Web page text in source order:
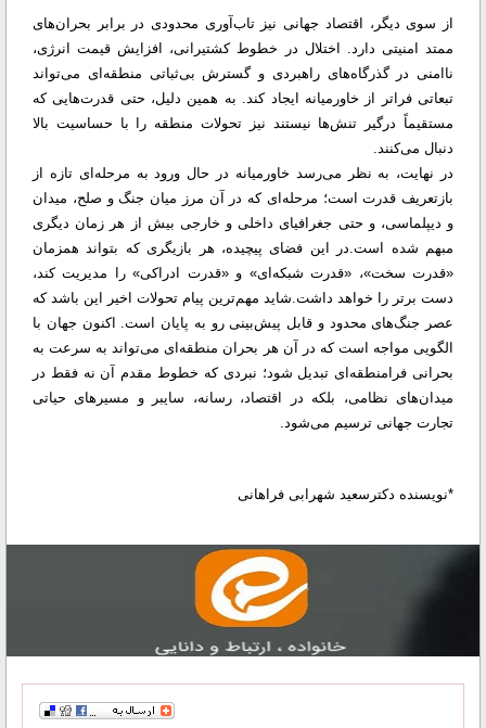
از سوی دیگر، اقتصاد جهانی نیز تاب‌آوری محدودی در برابر بحران‌های
ممتد امنیتی دارد. اختلال در خطوط کشتیرانی، افزایش قیمت انرژی،
ناامنی در گذرگاه‌های راهبردی و گسترش بی‌ثباتی منطقه‌ای می‌تواند
تبعاتی فراتر از خاورمیانه ایجاد کند. به همین دلیل، حتی قدرت‌هایی که
مستقیماً درگیر تنش‌ها نیستند نیز تحولات منطقه را با حساسیت بالا
دنبال می‌کنند.
در نهایت، به نظر می‌رسد خاورمیانه در حال ورود به مرحله‌ای تازه از
بازتعریف قدرت است؛ مرحله‌ای که در آن مرز میان جنگ و صلح، میدان
و دیپلماسی، و حتی جغرافیای داخلی و خارجی بیش از هر زمان دیگری
مبهم شده است.در این فضای پیچیده، هر بازیگری که بتواند همزمان
«قدرت سخت»، «قدرت شبکه‌ای» و «قدرت ادراکی» را مدیریت کند،
دست برتر را خواهد داشت.شاید مهم‌ترین پیام تحولات اخیر این باشد که
عصر جنگ‌های محدود و قابل پیش‌بینی رو به پایان است. اکنون جهان با
الگویی مواجه است که در آن هر بحران منطقه‌ای می‌تواند به سرعت به
بحرانی فرامنطقه‌ای تبدیل شود؛ نبردی که خطوط مقدم آن نه فقط در
میدان‌های نظامی، بلکه در اقتصاد، رسانه، سایبر و مسیرهای حیاتی
تجارت جهانی ترسیم می‌شود.
‌‌‌‌‌‌‌‌‌‌‌‌‌‌‌‌‌‌‌‌‌‌‌‌‌‌‌‌‌‌‌‌‌‌‌‌‌‌‌‌‌‌‌‌‌‌‌‌‌‌‌‌‌‌‌‌‌‌‌‌‌‌‌‌‌‌‌‌‌‌‌‌‌‌‌‌‌‌‌‌‌‌‌‌‌‌‌‌‌‌‌‌‌‌‌‌‌‌‌‌‌‌‌‌‌‌‌‌‌‌‌‌‌‌‌‌‌‌‌‌‌‌‌‌‌‌‌‌‌‌‌‌‌‌‌‌‌‌‌‌‌‌‌‌‌‌‌‌‌‌‌‌‌‌‌‌‌‌‌‌‌‌‌‌‌‌‌‌‌‌‌‌‌‌‌‌‌‌‌‌‌‌‌‌‌‌‌‌‌‌‌‌‌‌‌‌‌‌‌‌‌‌‌‌‌‌‌‌‌‌‌‌‌‌‌‌‌‌‌‌‌‌‌‌‌‌‌‌‌‌‌‌‌‌‌‌‌‌‌‌‌‌‌‌‌‌‌‌‌‌‌‌‌‌‌‌‌‌‌‌‌‌‌‌‌‌‌‌‌‌‌‌‌‌‌‌‌‌‌‌‌‌‌‌‌‌‌‌‌‌‌‌‌‌‌‌‌‌‌‌‌‌‌‌‌‌‌‌‌‌‌‌‌‌‌‌‌*نویسنده دکترسعید شهرابی فراهانی